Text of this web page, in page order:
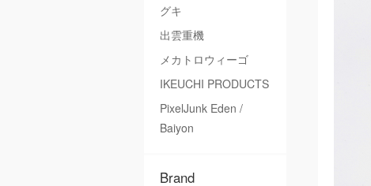
グキ
出雲重機
メカトロウィーゴ
IKEUCHI PRODUCTS
PixelJunk Eden /
Baiyon
Brand